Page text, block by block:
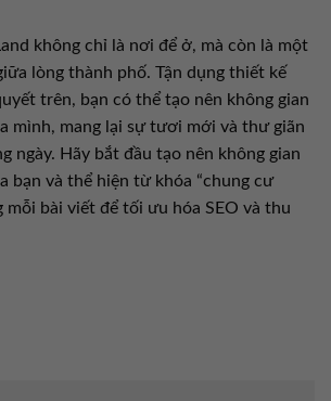
không chỉ là nơi để ở, mà còn là một
lòng thành phố. Tận dụng thiết kế
trên, bạn có thể tạo nên không gian
mình, mang lại sự tươi mới và thư giãn
ngày. Hãy bắt đầu tạo nên không gian
bạn và thể hiện từ khóa “chung cư
mỗi bài viết để tối ưu hóa SEO và thu